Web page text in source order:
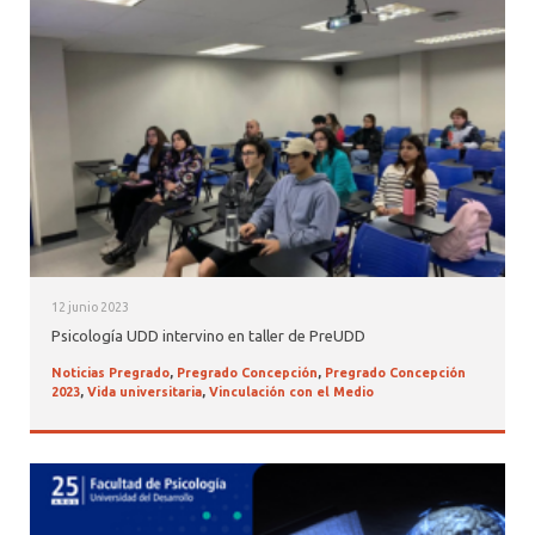
12 junio 2023
Psicología UDD intervino en taller de PreUDD
Noticias Pregrado, Pregrado Concepción, Pregrado Concepción
2023, Vida universitaria, Vinculación con el Medio